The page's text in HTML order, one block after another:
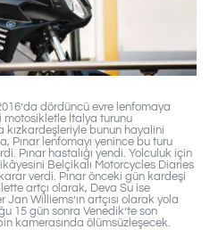
dördüncü evre lenfomaya
motosikletle İtalya turunu
bunun hayalini
Pınar lenfomayı yenince bu turu
Pınar hastalığı yendi. Yolculuk için
Belçikalı Motorcycles Diaries
verdi. Pınar önceki gün kardeşi
artçı olarak, Deva Su ise
Williems’ın artçısı olarak yola
15 gün sonra Venedik’te son
kamerasında ölümsüzleşecek.